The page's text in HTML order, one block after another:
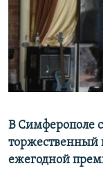
ПОБЕДИТЕЛЕЙ НЕ
ELIFBE
УКРАИНСКАЯ
ПРИСОЕДИНЯЙТЕСЬ!
В Симферополе
торжественный
ежегодной